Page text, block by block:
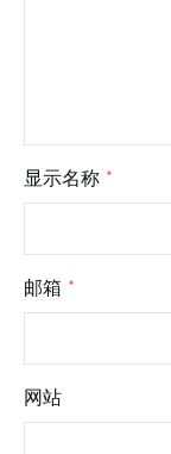
显示名称 *
邮箱 *
网站